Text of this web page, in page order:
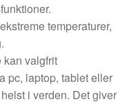
temperaturer,
valgfrit
pc, laptop, tablet eller
i verden. Det giver